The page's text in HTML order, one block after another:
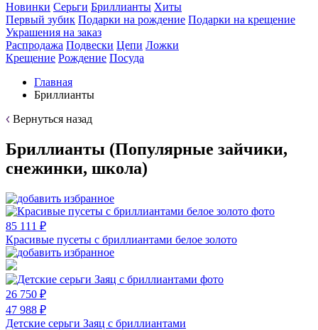
Новинки Серьги Бриллианты Хиты
Первый зубик Подарки на рождение Подарки на крещение
Украшения на заказ
Распродажа Подвески Цепи Ложки
Крещение Рождение Посуда
Главная
Бриллианты
Вернуться назад
Бриллианты (Популярные зайчики,
снежинки, школа)
85 111 ₽
Красивые пусеты с бриллиантами белое золото
26 750 ₽
47 988 ₽
Детские серьги Заяц с бриллиантами